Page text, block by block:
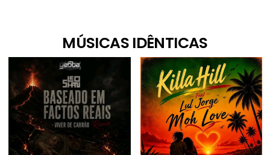
MÚSICAS IDÊNTICAS